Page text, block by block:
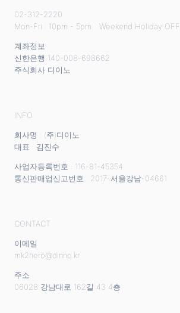
02-312-2220
Mon-Fri : 10pm - 5pm Weekend Holiday OFF
계좌정보
신한은행 140-008-698662
주식회사 디이노
INFO
회사명 : (주)디이노
대표 : 김진수
사업자등록번호 : 116-81-45354
통신판매업신고번호 : 2017-서울강남-04661
CONTACT
이메일
mk2hero@dinno.kr
주소
06028 강남대로 162길 43 4층